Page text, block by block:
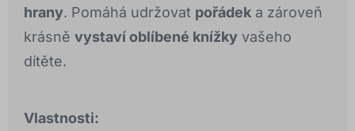
hrany. Pomáhá udržovat pořádek a zároveň
krásně vystaví oblíbené knížky vašeho
dítěte.
Vlastnosti: